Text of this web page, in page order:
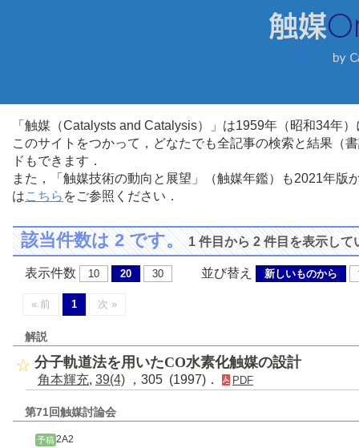
「触媒（Catalysts and Catalysis）」は1959年（昭和34年
このサイトをつかって，どなたでも全記事の検索と結果（
ドもできます．
また，「触媒技術の動向と展望」（触媒年鑑）も2021年
はこちら をご参照ください．
該当件数は 2 です。1 件目から 2 件目を表示して
表示件数 10 20 30 並び替え 新しいものから
« 前 1 次 »
解説
分子軌道法を用いたCO水素化触媒の設計
角本輝充, 39(4) ，305 (1997)． PDF
第71回触媒討論会
予稿 2A2